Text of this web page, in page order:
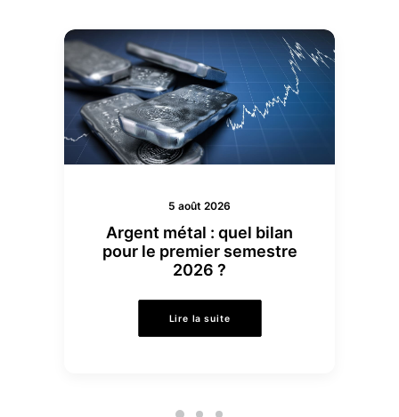
5 août 2026
Argent métal : quel bilan
pour le premier semestre
2026 ?
Lire la suite